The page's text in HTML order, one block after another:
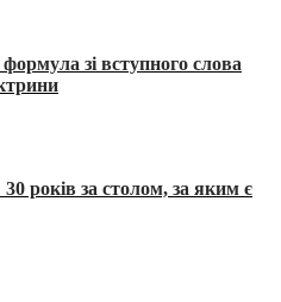
зі вступного слова
років за столом, за яким є